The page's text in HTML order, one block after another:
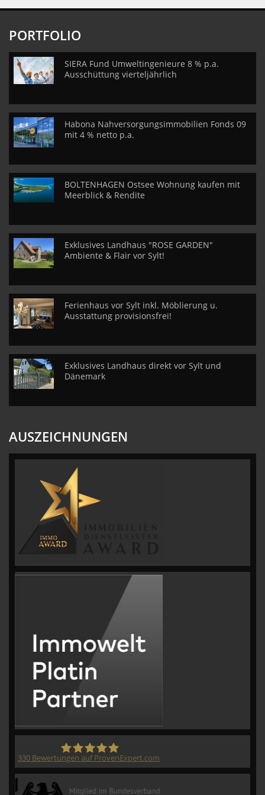
PORTFOLIO
SIERA Fund Umweltingenieure 8 % p.a.
Ausschüttung vierteljährlich
Habona Nahversorgungsimmobilien Fonds 09
mit 4 % netto p.a.
BOLTENHAGEN Ostsee Wohnung kaufen mit
Meerblick & Rendite
Exklusives Landhaus "ROSE GARDEN"
Ambiente & Flair vor Sylt!
Ferienhaus vor Sylt inkl. Möblierung u.
Ausstattung provisionsfrei!
Exklusives Landhaus direkt vor Sylt und
Dänemark
AUSZEICHNUNGEN
330 Bewertungen auf ProvenExpert.com